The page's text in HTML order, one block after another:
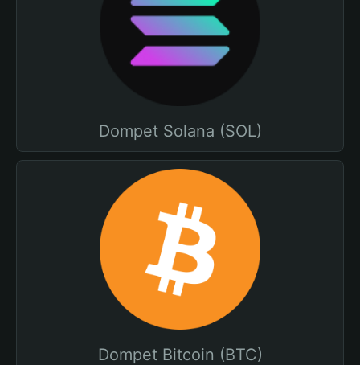
Dompet Solana (SOL)
Dompet Bitcoin (BTC)